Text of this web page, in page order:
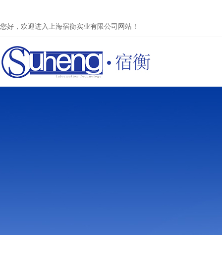
您好，欢迎进入上海宿衡实业有限公司网站！